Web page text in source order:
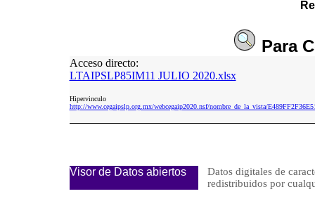
Para
Acceso directo:
LTAIPSLP85IM11 JULIO 2020.xlsx
Hipervinculo
http://www.cegaipslp.org.mx/webcegaip2020.nsf/nombre_de_la_vista/
Visor de Datos abiertos
Datos digitales de
redistribuidos por